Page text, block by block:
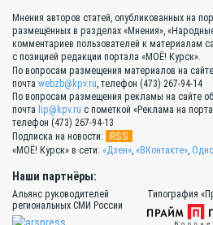
Мнения авторов статей, опубликованных на
размещённых в разделах «Мнения»,
комментариев пользователей к материалам
с позицией редакции портала «МОЁ! Курск».
По вопросам размещения материалов на
почта webzb@kpv.ru, телефон (473) 267-94-14
По вопросам размещения рекламы на сайте
почта lip@kpv.ru с пометкой «Реклама на
телефон (473) 267-94-13
Подписка на новости:
RSS
«МОЁ! Курск» в сети: «Дзен», «ВКонтакте»,
Наши партнёры:
Альянс руководителей
региональных СМИ России
Типография